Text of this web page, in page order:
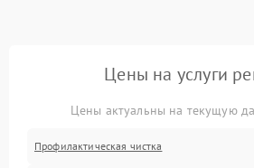
Цены на услуги
Цены актуальны на текущую
Профилактическая чистка